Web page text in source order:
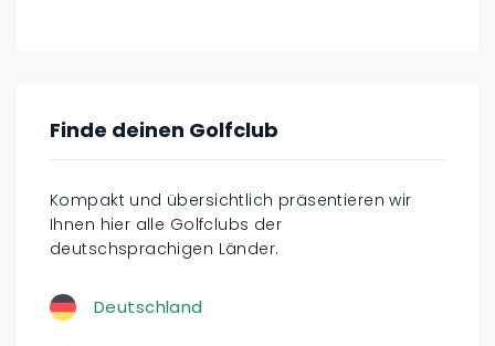
Finde deinen Golfclub
Kompakt und übersichtlich präsentieren wir
Ihnen hier alle Golfclubs der
deutschsprachigen Länder.
Deutschland